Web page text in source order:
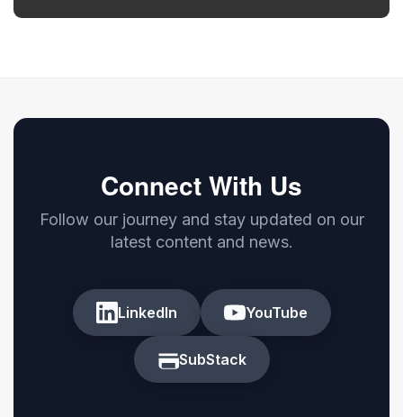
Connect With Us
Follow our journey and stay updated on our
latest content and news.
LinkedIn YouTube
SubStack